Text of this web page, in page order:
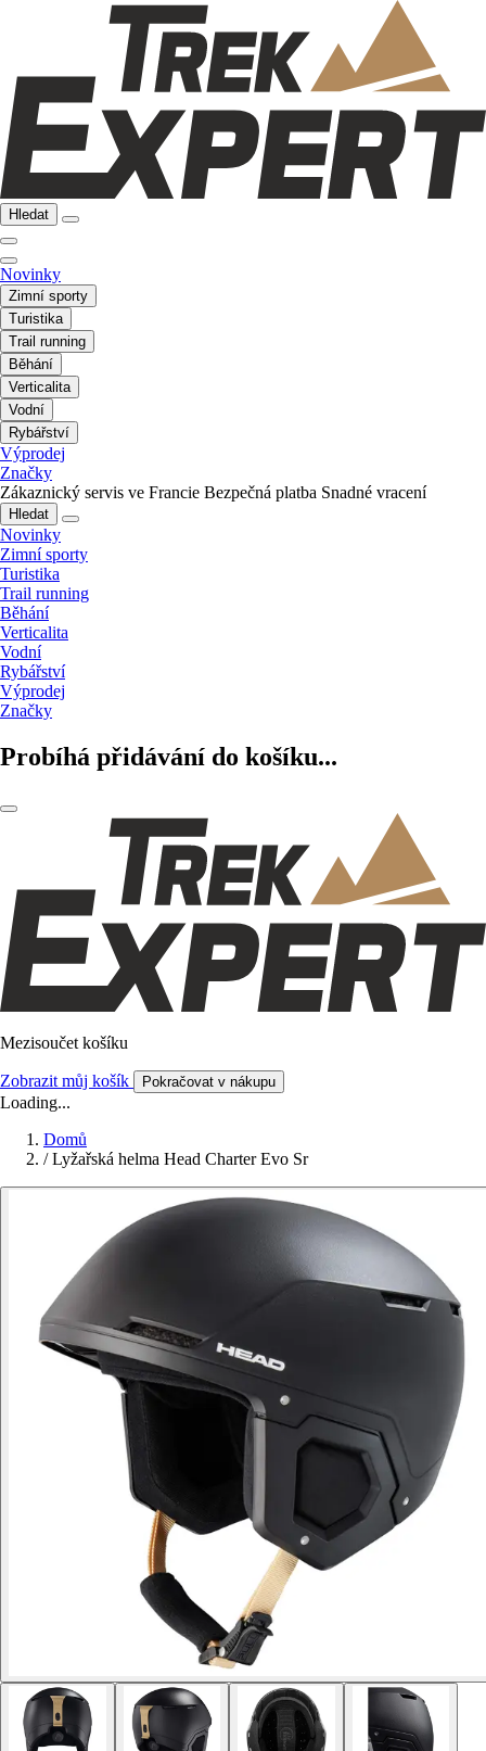
Hledat
Novinky
Zimní sporty
Turistika
Trail running
Běhání
Verticalita
Vodní
Rybářství
Výprodej
Značky
Zákaznický servis ve Francie Bezpečná platba Snadné vracení
Hledat
Novinky
Zimní sporty
Turistika
Trail running
Běhání
Verticalita
Vodní
Rybářství
Výprodej
Značky
Probíhá přidávání do košíku...
Mezisoučet košíku
Zobrazit můj košík Pokračovat v nákupu
Loading...
Domů
/ Lyžařská helma Head Charter Evo Sr